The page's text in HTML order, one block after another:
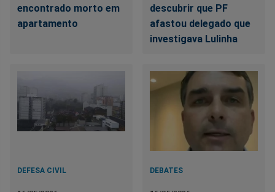
encontrado morto em
apartamento
descubrir que PF
afastou delegado que
investigava Lulinha
DEFESA CIVIL DEBATES